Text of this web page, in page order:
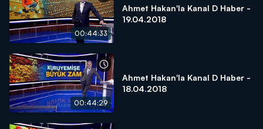
00:44:33
Ahmet Hakan'la Kanal D Haber -
19.04.2018
00:44:29
Ahmet Hakan'la Kanal D Haber -
18.04.2018